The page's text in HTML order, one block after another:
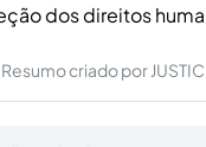
dos direitos
Resumo criado por